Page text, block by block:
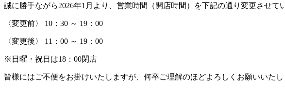
誠に勝手ながら2026年1月 より、営業時間（開店時間）を下記の通り変更させて
〈変更前〉 10：30 ～ 19：00
〈変更後〉 11：00 ～ 19：00
※日曜・祝日は18：00閉店
皆様にはご不便をお掛けいたしますが、何卒ご理解のほどよろしくお願いいたし